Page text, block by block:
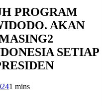
PROGRAM
AKAN
SETIAP
1 mins